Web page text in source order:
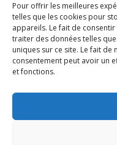
Pour offrir les meilleures
telles que les cookies pour
appareils. Le fait de
traiter des données telles
uniques sur ce site. Le fait
consentement peut avoir un
et fonctions.
Accueil A propos de